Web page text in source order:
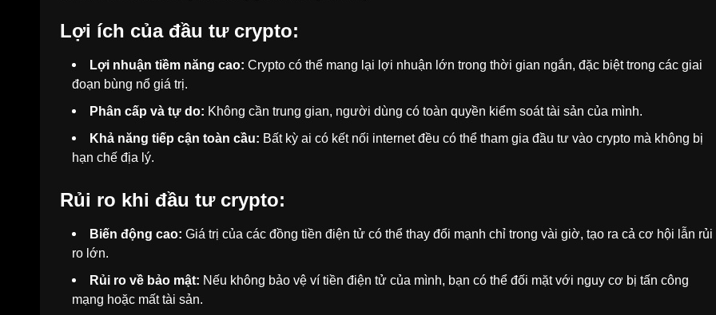
Lợi ích của đầu tư crypto:
Lợi nhuận tiềm năng cao: Crypto có thể mang lại lợi nhuận lớn trong thời gian ngắn, đặc biệt trong các giai
đoạn bùng nổ giá trị.
Phân cấp và tự do: Không cần trung gian, người dùng có toàn quyền kiểm soát tài sản của mình.
Khả năng tiếp cận toàn cầu: Bất kỳ ai có kết nối internet đều có thể tham gia đầu tư vào crypto mà không bị
hạn chế địa lý.
Rủi ro khi đầu tư crypto:
Biến động cao: Giá trị của các đồng tiền điện tử có thể thay đổi mạnh chỉ trong vài giờ, tạo ra cả cơ hội lẫn rủi
ro lớn.
Rủi ro về bảo mật: Nếu không bảo vệ ví tiền điện tử của mình, bạn có thể đối mặt với nguy cơ bị tấn công
mạng hoặc mất tài sản.